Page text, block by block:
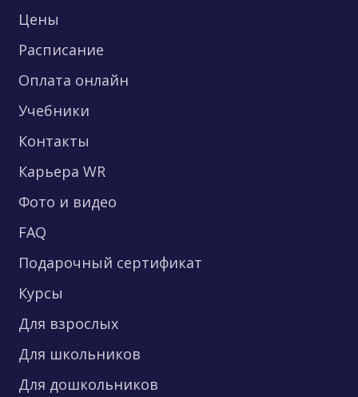
Цены
Расписание
Оплата онлайн
Учебники
Контакты
Карьера WR
Фото и видео
FAQ
Подарочный сертификат
Курсы
Для взрослых
Для школьников
Для дошкольников